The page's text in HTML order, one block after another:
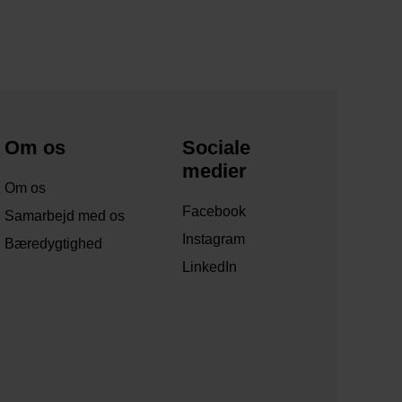
Om os
Om os
Samarbejd med os
Bæredygtighed
Sociale
medier
Facebook
Instagram
LinkedIn